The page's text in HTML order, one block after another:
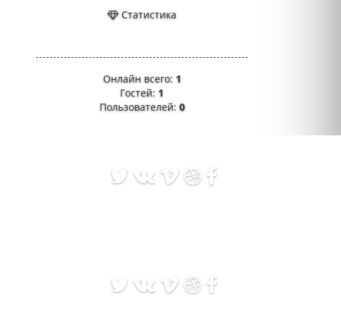
Статистика
Онлайн всего: 1
Гостей: 1
Пользователей:0